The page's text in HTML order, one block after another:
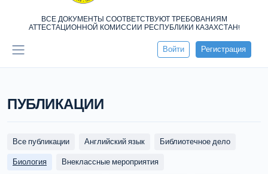
ВСЕ ДОКУМЕНТЫ СООТВЕТСТВУЮТ ТРЕБОВАНИЯМ
АТТЕСТАЦИОННОЙ КОМИССИИ РЕСПУБЛИКИ КАЗАХСТАН!
Войти Регистрация
ПУБЛИКАЦИИ
Все публикации Английский язык
Библиотечное дело
Биология
Внеклассные мероприятия